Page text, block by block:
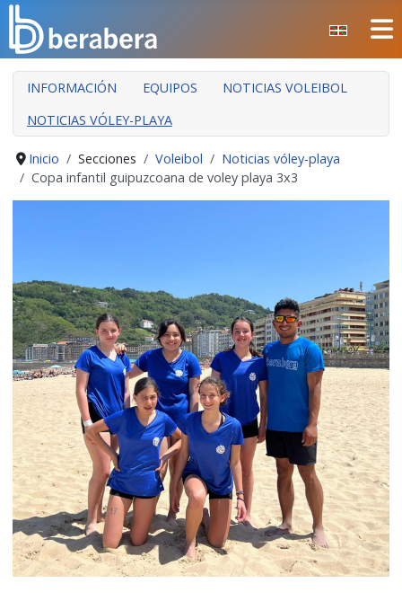
INFORMACIÓN EQUIPOS
NOTICIAS VOLEIBOL
NOTICIAS VÓLEY-PLAYA
Inicio Secciones Voleibol
Noticias vóley-playa
Copa infantil guipuzcoana de voley playa 3x3